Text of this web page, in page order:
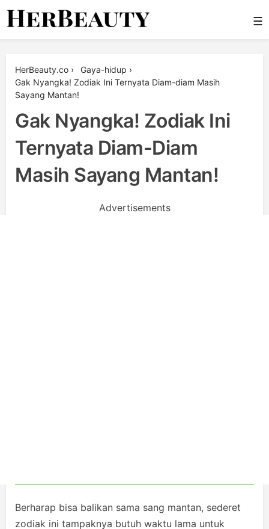
Skip
☰
HerBeauty.co › Gaya-hidup ›
Gak Nyangka! Zodiak Ini Ternyata Diam-diam Masih
Sayang Mantan!
Gak Nyangka! Zodiak Ini
Ternyata Diam-Diam
Masih Sayang Mantan!
Advertisements
Berharap bisa balikan sama sang mantan, sederet
zodiak ini tampaknya butuh waktu lama untuk